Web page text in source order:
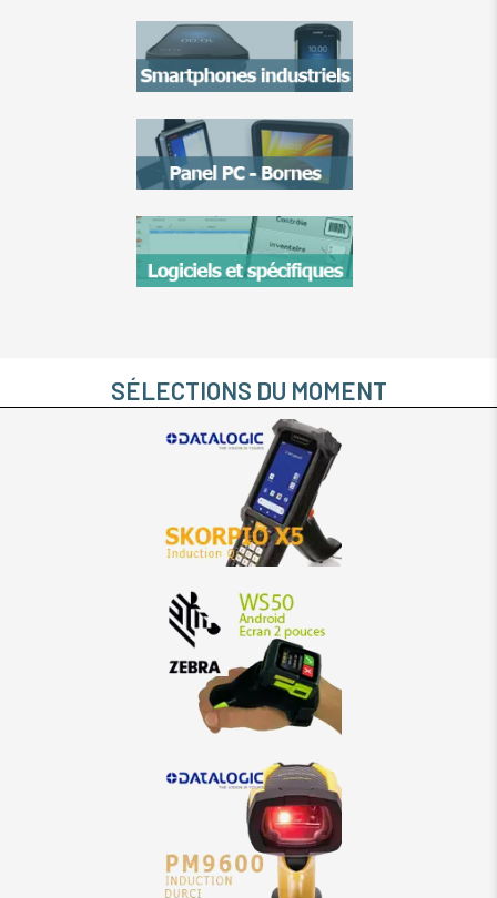
SÉLECTIONS DU MOMENT